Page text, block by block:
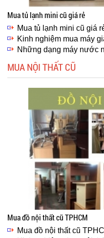
Mua tủ lạnh mini cũ giá rẻ
Mua tủ lạnh mini cũ giá
Kinh nghiệm mua máy
Những dạng máy nước
MUA NỘI THẤT CŨ
Mua đồ nội thất cũ TPHCM
Mua đồ nội thất cũ